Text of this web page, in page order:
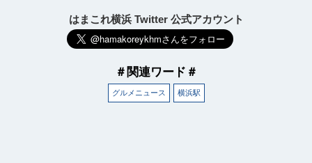
はまこれ横浜 Twitter 公式アカウント
＃関連ワード＃
グルメニュース 横浜駅